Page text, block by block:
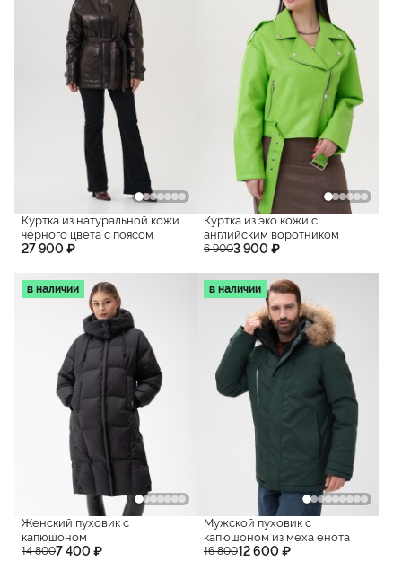
Куртка из натуральной кожи
черного цвета с поясом
27 900 ₽
Куртка из эко кожи с
английским воротником
6 9003 900 ₽
в наличии
Женский пуховик с
капюшоном
14 8007 400 ₽
в наличии
Мужской пуховик с
капюшоном из меха енота
16 80012 600 ₽